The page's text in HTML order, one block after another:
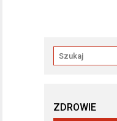
ZDROWIE